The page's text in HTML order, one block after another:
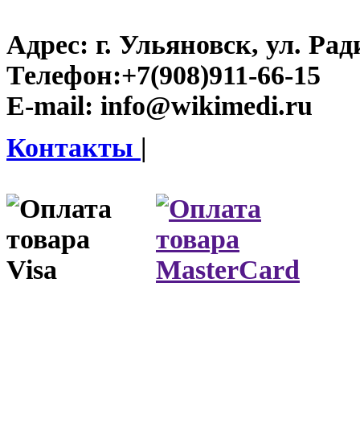
Адрес: г. Ульяновск, ул.
Телефон:+7(908)911-66-15
E-mail: info@wikimedi.ru
Контакты |